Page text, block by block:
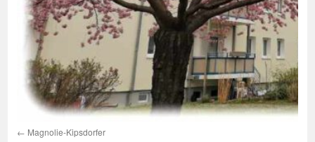
Magnolie-Kipsdorfer